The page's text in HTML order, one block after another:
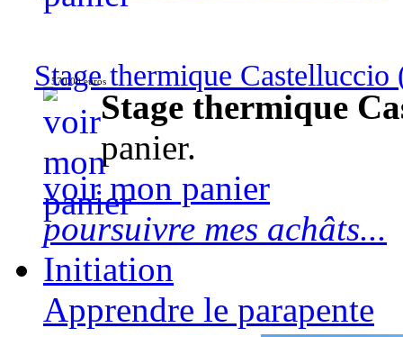
Stage thermique Castelluccio
570,00 euros
Stage thermique
panier.
voir mon panier
poursuivre mes achâts...
Initiation
Apprendre le parapente